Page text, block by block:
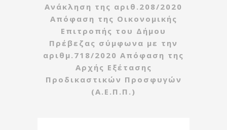
Ανάκληση της αριθ.208/2020
Απόφαση της Οικονομικής
Επιτροπής του Δήμου
Πρέβεζας σύμφωνα με την
αριθμ.718/2020 Απόφαση της
Αρχής Εξέτασης
Προδικαστικών Προσφυγών
(Α.Ε.Π.Π.)